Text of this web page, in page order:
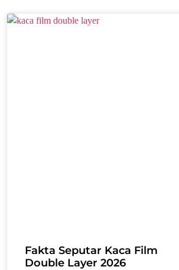
Fakta Seputar Kaca Film
Double Layer 2026